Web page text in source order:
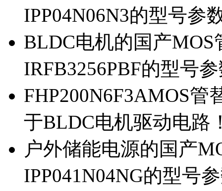
IPP04N06N3的型号参
BLDC电机的国产MOS
IRFB3256PBF的型号
FHP200N6F3AMOS管
于BLDC电机驱动电路
户外储能电源的国产
IPP041N04NG的型号